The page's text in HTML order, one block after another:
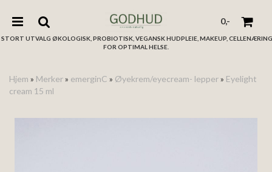
0,-
STORT UTVALG ØKOLOGISK, PROBIOTISK, VEGANSK HUDPLEIE, MAKEUP, CELLENÆRING
FOR OPTIMAL HELSE.
Hjem » Merker» emerginC » Øyekrem/eyecream- lepper» Eyelight
cream 15 ml